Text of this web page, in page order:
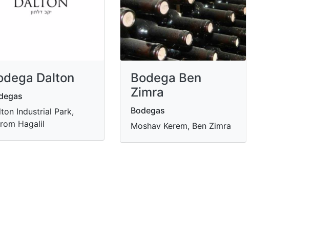
Dalton
Industrial Park,
Hagalil
Bodega Ben
Zimra
Bodegas
Moshav Kerem, Ben Zimra